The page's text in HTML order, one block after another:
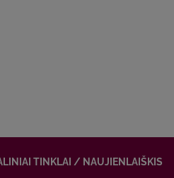
TINKLAI / NAUJIENLAIŠKIS